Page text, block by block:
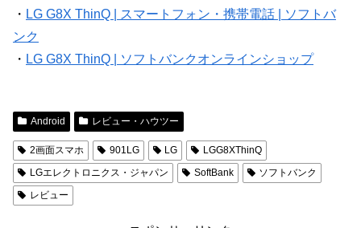
・ LG G8X ThinQ | スマートフォン・携帯電話 | ソフトバ
ンク
・ LG G8X ThinQ | ソフトバンクオンラインショップ
Android レビュー・ハウツー
2画面スマホ 901LG LG
LGG8XThinQ
LGエレクトロニクス・ジャパン
SoftBank
ソフトバンク
レビュー